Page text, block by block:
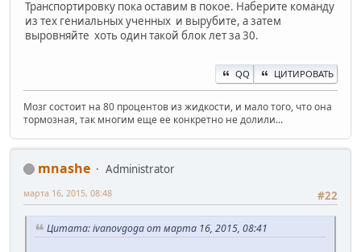
Транспортировку пока оставим в покое. Наберите команду
из тех гениальных ученных и вырубите, а затем
выровняйте хоть один такой блок лет за 30.
QQ ЦИТИРОВАТЬ
Мозг состоит на 80 процентов из жидкости, и мало того, что она
тормозная, так многим еще ее конкретно не долили...
mnashe
Administrator
#22
марта 16, 2015, 08:48
Цитата: ivanovgoga от марта 16, 2015, 08:41